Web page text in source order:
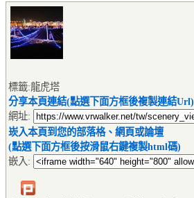
標籤:龍虎塔
分享本頁連結(點選下面方框後複製連結Url)
網址:
崁入本頁到您的部落格、網頁或論壇
(點選下面方框後按滑鼠右鍵複製html碼)
嵌入: